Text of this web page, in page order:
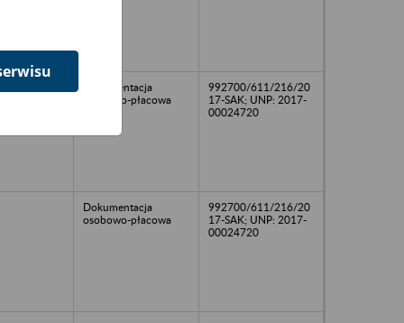
Dokumentacja
osobowo-płacowa
992700/611/216/20
17-SAK; UNP: 2017-
00024720
Dokumentacja
osobowo-płacowa
992700/611/216/20
17-SAK; UNP: 2017-
00024720